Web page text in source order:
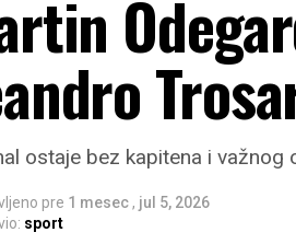
ostaje bez kapitena i važnog
pre 1 mesec , jul 5, 2026
sport